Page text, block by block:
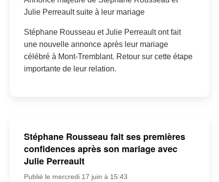
Julie Perreault suite à leur mariage
Stéphane Rousseau et Julie Perreault ont fait
une nouvelle annonce après leur mariage
célébré à Mont-Tremblant. Retour sur cette étape
importante de leur relation.
Stéphane Rousseau fait ses premières
confidences après son mariage avec
Julie Perreault
Publié le mercredi 17 juin à 15:43